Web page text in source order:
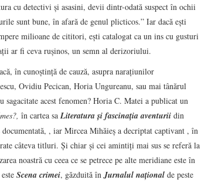
cu detectivi şi asasini, devii dintr-odată suspect în ochii
sunt bune, în afară de genul plicticos.” Iar dacă eşti
milioane de cititori, eşti catalogat ca un ins cu gusturi
ar fi ceva ruşinos, un semn al derizoriului.
în cunoştinţă de cauză, asupra naraţiunilor
Ovidiu Pecican, Horia Ungureanu, sau mai tânărul
acest fenomen? Horia C. Matei a publicat un
în cartea sa Literatura şi fascinaţia aventurii din
, iar Mircea Mihăieş a decriptat captivant , în
câteva titluri. Şi chiar şi cei amintiţi mai sus se referă la
noastră cu ceea ce se petrece pe alte meridiane este în
Scena crimei, găzduită în Jurnalul naţional de peste